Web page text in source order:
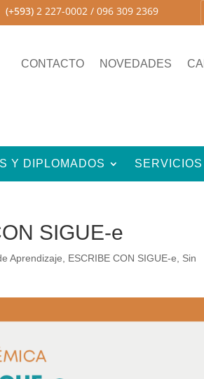
(+593)2 227-0002 / 096 309 2369
CONTACTO NOVEDADES
Y DIPLOMADOS SERVICIOS
SIGUE-e
Aprendizaje ESCRIBE CON SIGUE-e
Sin